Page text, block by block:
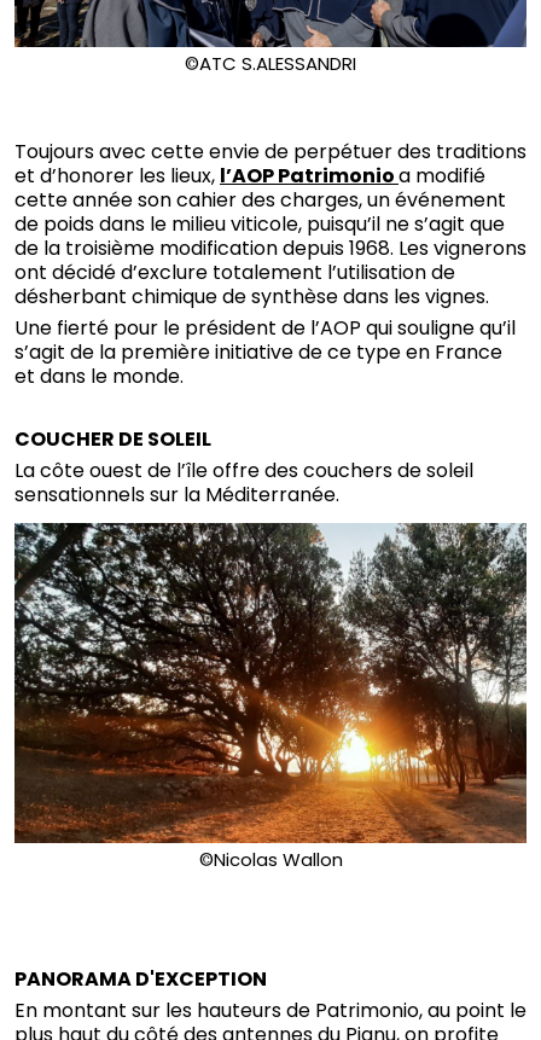
©ATC S.ALESSANDRI
Toujours avec cette envie de perpétuer des traditions
et d’honorer les lieux, l’AOP Patrimonioa modifié
cette année son cahier des charges, un événement
de poids dans le milieu viticole, puisqu’il ne s’agit que
de la troisième modification depuis 1968. Les vignerons
ont décidé d’exclure totalement l’utilisation de
désherbant chimique de synthèse dans les vignes.
Une fierté pour le président de l’AOP qui souligne qu’il
s’agit de la première initiative de ce type en France
et dans le monde.
COUCHER DE SOLEIL
La côte ouest de l’île offre des couchers de soleil
sensationnels sur la Méditerranée.
©Nicolas Wallon
PANORAMA D'EXCEPTION
En montant sur les hauteurs de Patrimonio, au point le